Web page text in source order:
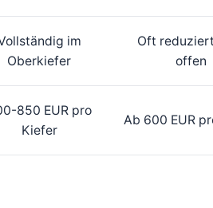
im
Oberkiefer
Oft
offen
850 EUR pro
Kiefer
Ab 600 EUR